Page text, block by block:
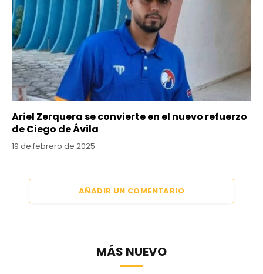
Ariel Zerquera se convierte en el nuevo refuerzo
de Ciego de Ávila
19 de febrero de 2025
AÑADIR UN COMENTARIO
MÁS NUEVO